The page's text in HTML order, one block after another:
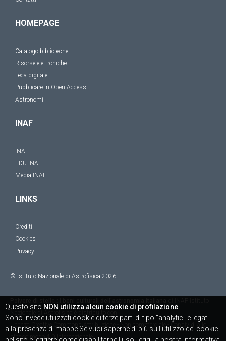
HOMEPAGE
Catalogo biblioteche
Risorse elettroniche
Teca digitale
Pubblicare in Open Access
Astronomi
INAF
INAF
EDU INAF
Media INAF
LINKS
Crediti
Cookies
Privacy
© Istituto Nazionale di Astrofisica 2026
Licenza
Creative Commons Attribuzione - Non commerciale - Condividi allo
stesso modo 4.0 Internazionale
Questo sito NON utilizza alcun cookie di profilazione
Sono invece utilizzati cookie di terze parti di tipo "analytic" e legati
alla presenza di mappe.Se vuoi saperne di più sull'utilizzo dei cookie